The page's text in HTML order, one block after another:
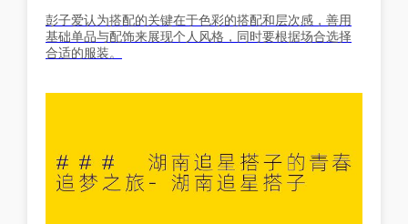
彭子爱认为搭配的关键在于色彩的搭配和层次感，善用
基础单品与配饰来展现个人风格，同时要根据场合选择
合适的服装。